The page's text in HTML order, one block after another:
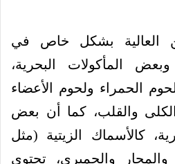
العالية بشكل خاص في
وبعض المأكولات البحرية،
الحمراء ولحوم الأعضاء
والقلب، كما أن بعض
كالأسماك الزيتية (مثل
والجمبري، تحتوي